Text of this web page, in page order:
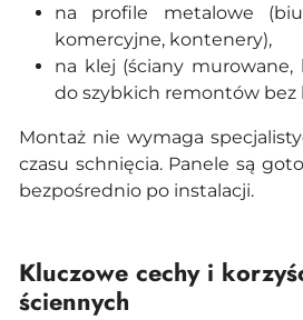
na profile metalowe
komercyjne, kontenery),
na klej (ściany
do szybkich remontów bez
Montaż nie wymaga
czasu schnięcia. Panele są
bezpośrednio po instalacji.
Kluczowe cechy i
ściennych